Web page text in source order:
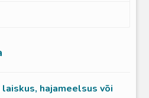
laiskus, hajameelsus või